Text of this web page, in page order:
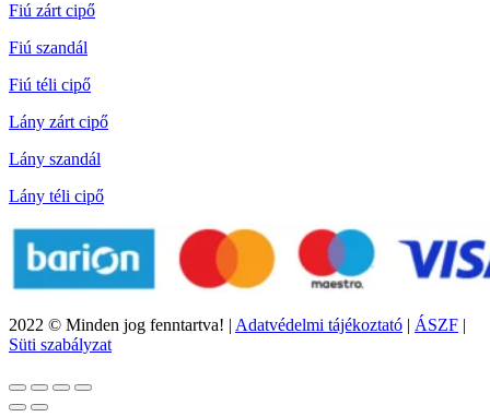
Fiú zárt cipő
Fiú szandál
Fiú téli cipő
Lány zárt cipő
Lány szandál
Lány téli cipő
2022 © Minden jog fenntartva! | Adatvédelmi tájékoztató | ÁSZF |
Süti szabályzat